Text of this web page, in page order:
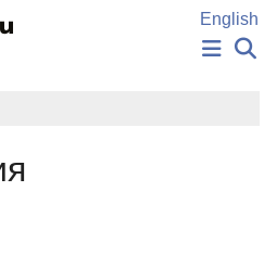
English
РУКОПИСЬ